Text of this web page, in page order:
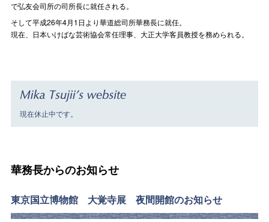
で弘友会司所の司所長に就任される。
そして平成26年4月1日より華道総司所華務長に就任。
現在、日本いけばな芸術協会常任理事、大正大学客員教授を務められる。
現在休止中です。
華務長からのお知らせ
東京国立博物館 大覚寺展 夜間開館のお知らせ